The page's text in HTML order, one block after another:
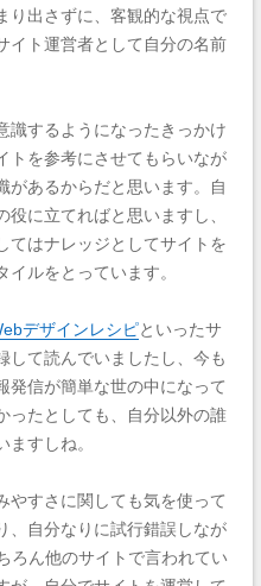
り出さずに、客観的な視点で
イト運営者として自分の名前
識するようになったきっかけ
トを参考にさせてもらいなが
があるからだと思います。自
に立てればと思いますし、
てはナレッジとしてサイトを
ルをとっています。
デザインレシピといったサ
して読んでいましたし、今も
発信が簡単な世の中になって
ったとしても、自分以外の誰
すしね。
やすさに関しても気を使って
、自分なりに試行錯誤しなが
ろん他のサイトで言われてい